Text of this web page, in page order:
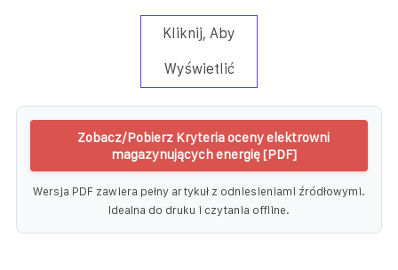
Kliknij, Aby
Wyświetlić
Zobacz/Pobierz Kryteria oceny elektrowni
magazynujących energię [PDF]
Wersja PDF zawiera pełny artykuł z odniesieniami źródłowymi.
Idealna do druku i czytania offline.